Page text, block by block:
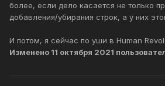
более, если дело касается не только
добавления/убирания строк, а у них
И потом, я сейчас по уши в Human
Изменено 11 октября 2021